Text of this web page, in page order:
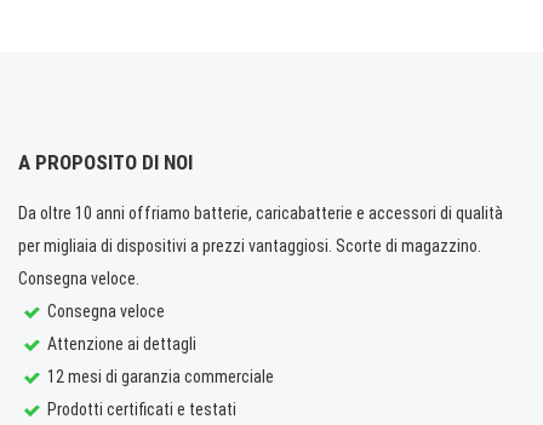
A PROPOSITO DI NOI
Da oltre 10 anni offriamo batterie, caricabatterie e accessori di qualità
per migliaia di dispositivi a prezzi vantaggiosi. Scorte di magazzino.
Consegna veloce.
Consegna veloce
Attenzione ai dettagli
12 mesi di garanzia commerciale
Prodotti certificati e testati